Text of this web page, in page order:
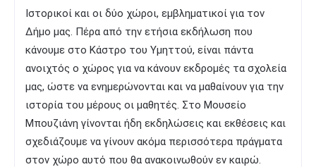
Ιστορικοί και οι δύο χώροι, εμβληματικοί για τον
Δήμο μας. Πέρα από την ετήσια εκδήλωση που
κάνουμε στο Κάστρο του Υμηττού, είναι πάντα
ανοιχτός ο χώρος για να κάνουν εκδρομές τα σχολεία
μας, ώστε να ενημερώνονται και να μαθαίνουν για την
ιστορία του μέρους οι μαθητές. Στο Μουσείο
Μπουζιάνη γίνονται ήδη εκδηλώσεις και εκθέσεις και
σχεδιάζουμε να γίνουν ακόμα περισσότερα πράγματα
στον χώρο αυτό που θα ανακοινωθούν εν καιρώ.